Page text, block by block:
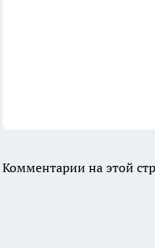
Комментарии на этой